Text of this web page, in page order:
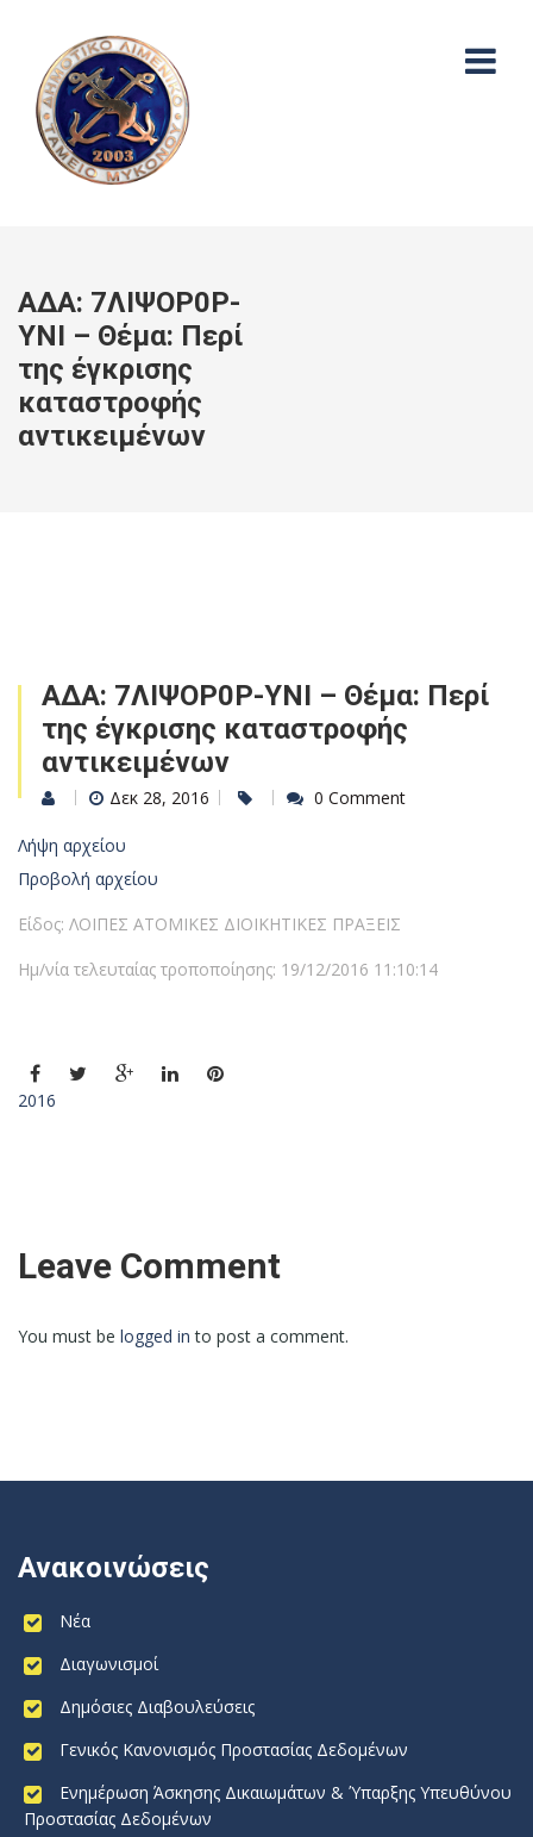
ΑΔΑ: 7ΛΙΨΟΡ0Ρ-
ΥΝΙ – Θέμα: Περί
της έγκρισης
καταστροφής
αντικειμένων
ΑΔΑ: 7ΛΙΨΟΡ0Ρ-ΥΝΙ – Θέμα: Περί
της έγκρισης καταστροφής
αντικειμένων
Δεκ 28, 2016 0 Comment
Λήψη αρχείου
Προβολή αρχείου
Είδος: ΛΟΙΠΕΣ ΑΤΟΜΙΚΕΣ ΔΙΟΙΚΗΤΙΚΕΣ ΠΡΑΞΕΙΣ
Ημ/νία τελευταίας τροποποίησης: 19/12/2016 11:10:14
2016
Leave Comment
You must be logged in to post a comment.
Ανακοινώσεις
Νέα
Διαγωνισμοί
Δημόσιες Διαβουλεύσεις
Γενικός Κανονισμός Προστασίας Δεδομένων
Ενημέρωση Άσκησης Δικαιωμάτων & Ύπαρξης Υπευθύνου
Προστασίας Δεδομένων